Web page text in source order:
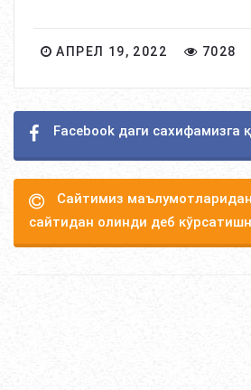
АПРЕЛ 19, 2022 7028
Facebook даги сахифамизга
Сайтимиз
сайтидан олинди деб